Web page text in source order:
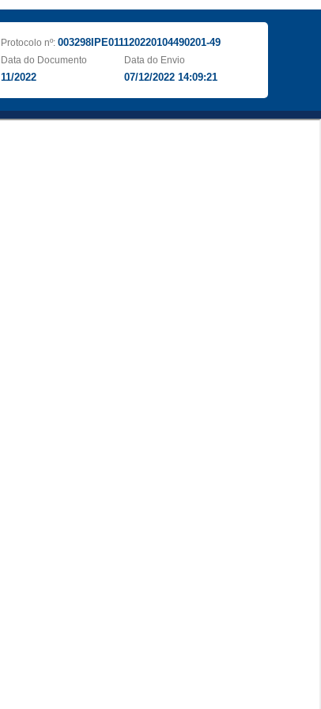
Protocolo nº: 003298IPE011120220104490201-49
Data do Documento
11/2022
Data do Envio
07/12/2022 14:09:21